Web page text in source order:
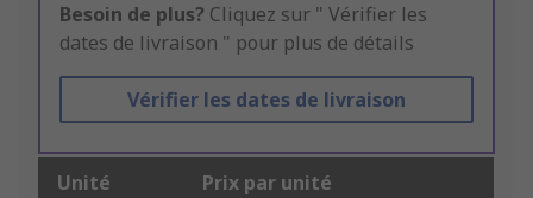
Besoin de plus? Cliquez sur " Vérifier les
dates de livraison " pour plus de détails
Vérifier les dates de livraison
Unité Prix par unité